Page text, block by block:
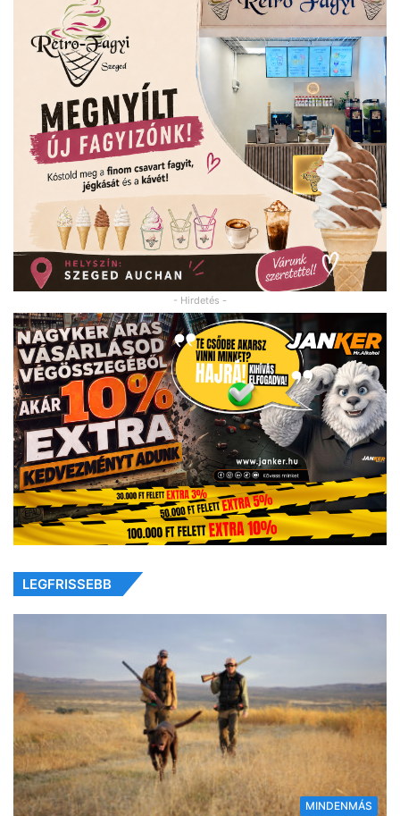
- Hirdetés -
LEGFRISSEBB
MINDENMÁS